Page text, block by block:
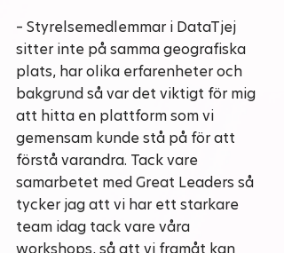
– Styrelsemedlemmar i DataTjej
sitter inte på samma geografiska
plats, har olika erfarenheter och
bakgrund så var det viktigt för mig
att hitta en plattform som vi
gemensam kunde stå på för att
förstå varandra. Tack vare
samarbetet med Great Leaders så
tycker jag att vi har ett starkare
team idag tack vare våra
workshops, så att vi framåt kan